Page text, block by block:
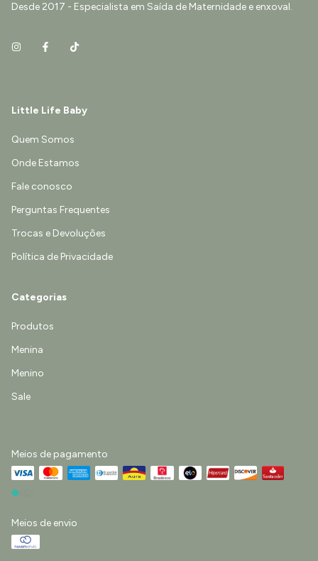
Desde 2017 - Especialista em Saída de Maternidade e enxoval.
Little Life Baby
Quem Somos
Onde Estamos
Fale conosco
Perguntas Frequentes
Trocas e Devoluções
Política de Privacidade
Categorias
Produtos
Menina
Menino
Sale
Meios de pagamento
Meios de envio